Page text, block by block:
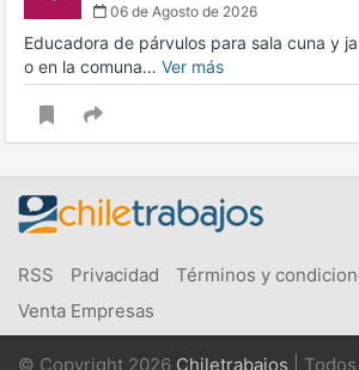
06 de Agosto de 2026
Educadora de párvulos para sala cuna y
o en la comuna… Ver más
RSS Privacidad Términos y
Venta Empresas
© Copyright 2026 Chiletrabajos |